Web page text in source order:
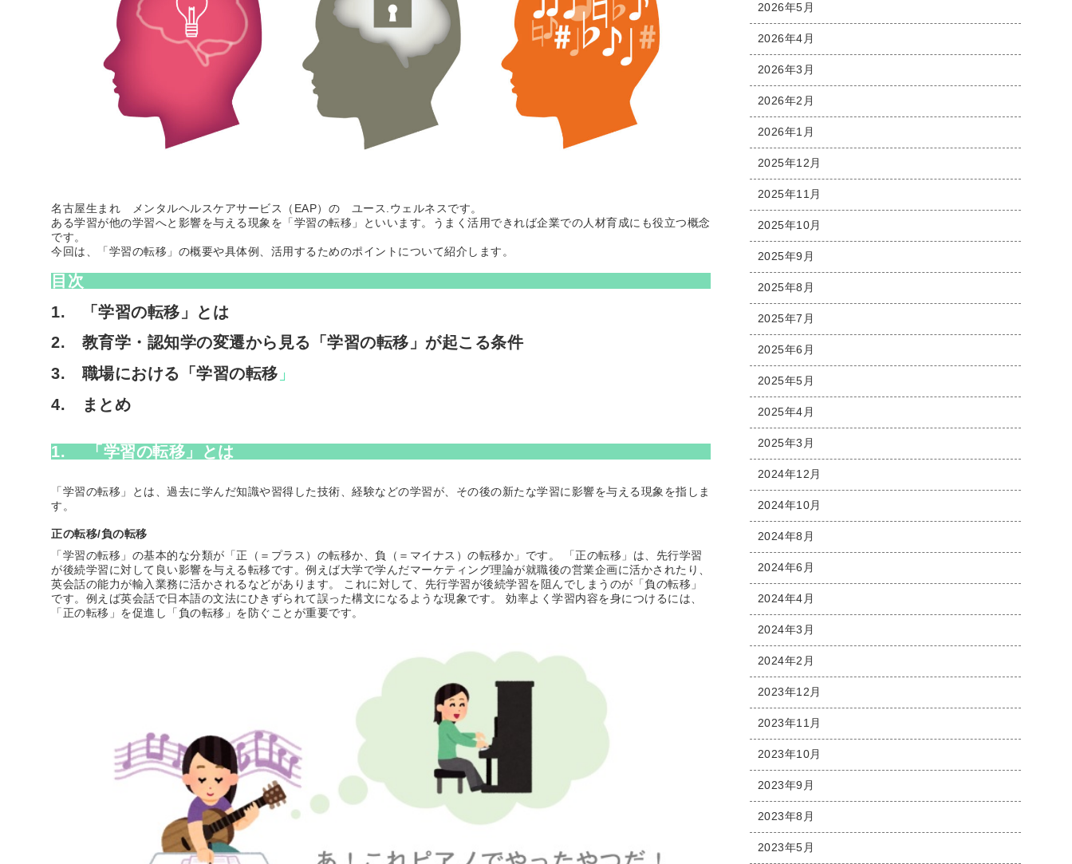
名古屋生まれ メンタルヘルスケアサービス（EAP）の ユース.ウェルネスです。
ある学習が他の学習へと影響を与える現象を「学習の転移」といいます。うまく活用できれば企業での人材育成にも役立つ概念
です。
今回は、「学習の転移」の概要や具体例、活用するためのポイントについて紹介します。
目次
1. 「学習の転移」とは
2. 教育学・認知学の変遷から見る「学習の転移」が起こる条件
3. 職場における「学習の転移 」
4. まとめ
1. 「学習の転移」とは
「学習の転移」とは、過去に学んだ知識や習得した技術、経験などの学習が、その後の新たな学習に影響を与える現象を指しま
す。
正の転移/負の転移
「学習の転移」の基本的な分類が「正（＝プラス）の転移か、負（＝マイナス）の転移か」です。 「正の転移」は、先行学習
が後続学習に対して良い影響を与える転移です。例えば大学で学んだマーケティング理論が就職後の営業企画に活かされたり、
英会話の能力が輸入業務に活かされるなどがあります。 これに対して、先行学習が後続学習を阻んでしまうのが「負の転移」
です。例えば英会話で日本語の文法にひきずられて誤った構文になるような現象です。 効率よく学習内容を身につけるには、
「正の転移」を促進し「負の転移」を防ぐことが重要です。
2026年5月
2026年4月
2026年3月
2026年2月
2026年1月
2025年12月
2025年11月
2025年10月
2025年9月
2025年8月
2025年7月
2025年6月
2025年5月
2025年4月
2025年3月
2024年12月
2024年10月
2024年8月
2024年6月
2024年4月
2024年3月
2024年2月
2023年12月
2023年11月
2023年10月
2023年9月
2023年8月
2023年5月